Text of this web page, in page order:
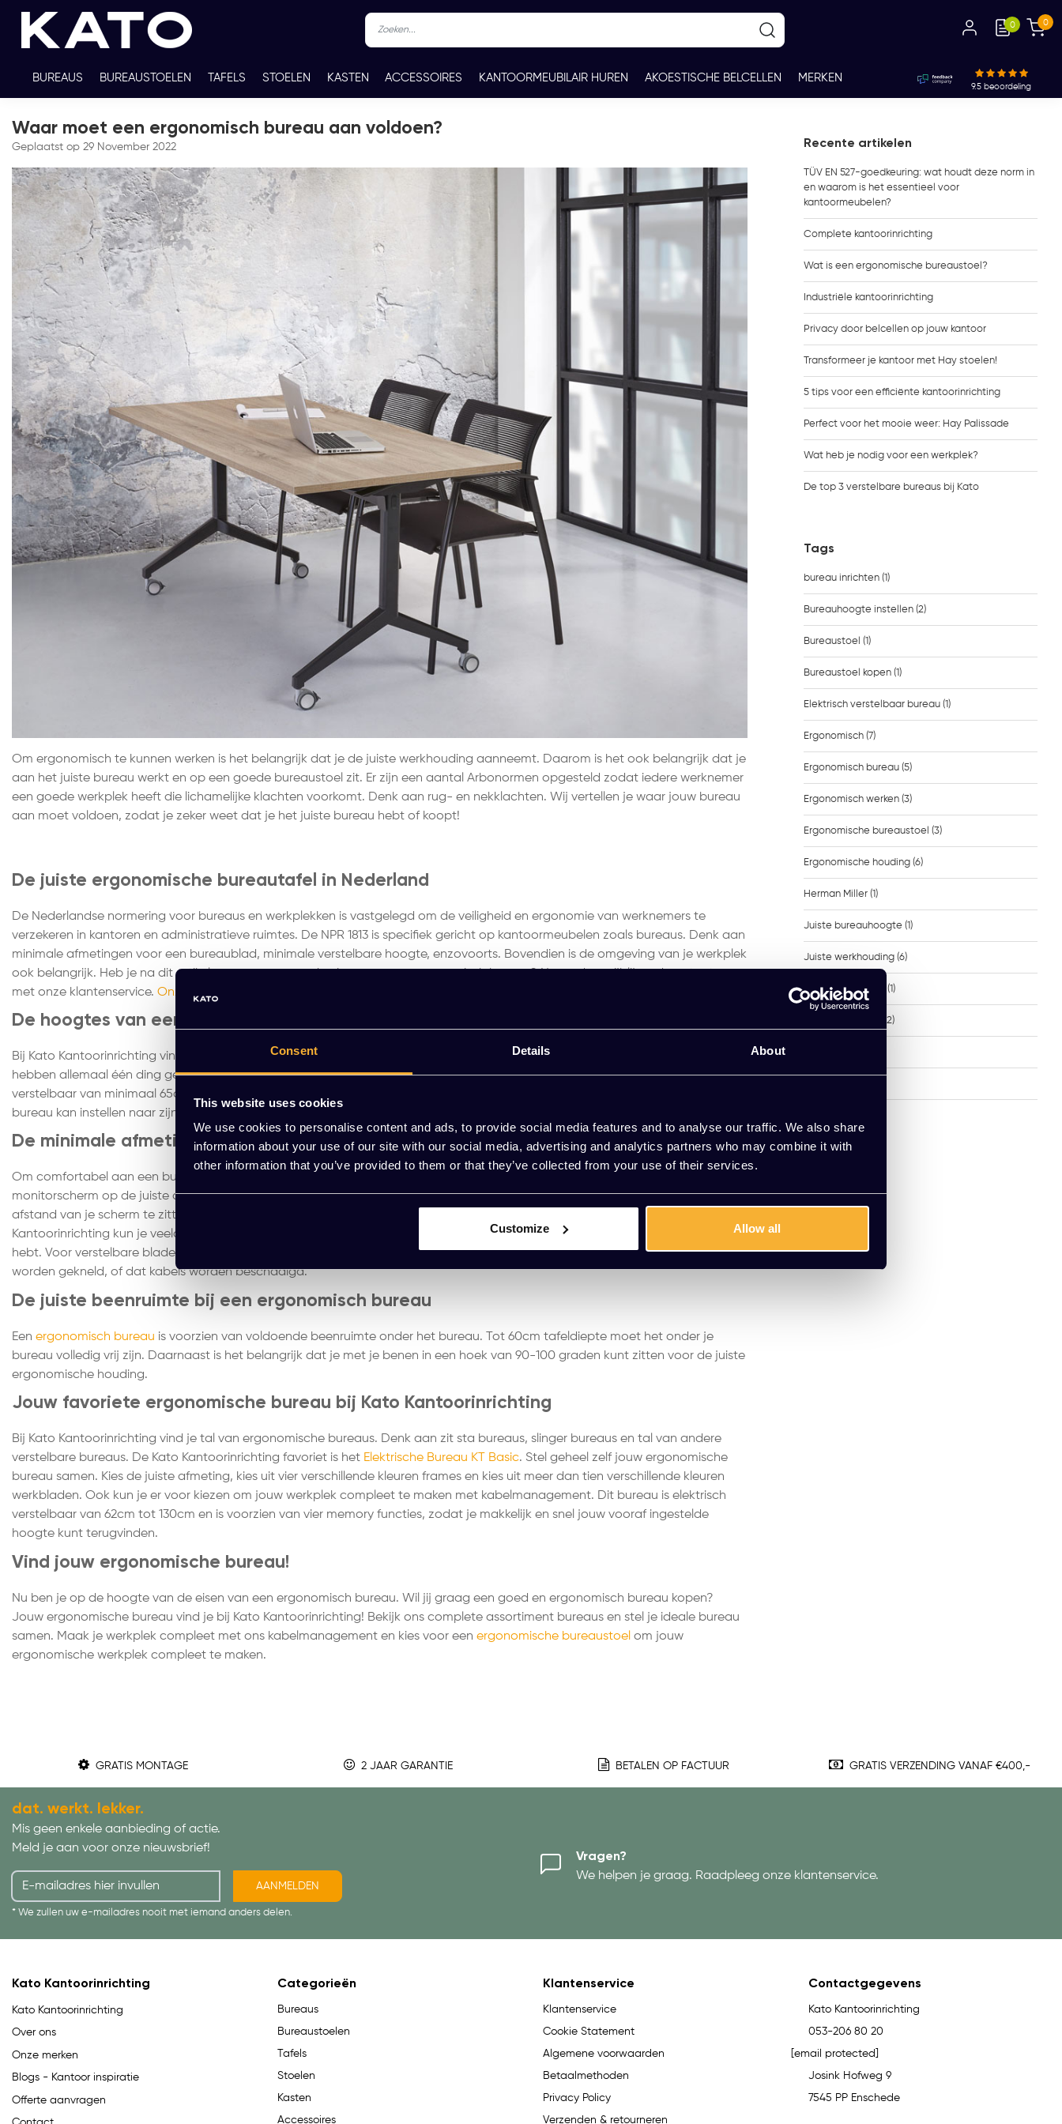
Consent Details About
This website uses cookies
We use cookies to personalise content and ads, to provide social media features and to analyse our traffic. We also share
information about your use of our site with our social media, advertising and analytics partners who may combine it with
other information that you’ve provided to them or that they’ve collected from your use of their services.
Customize Allow all
0 0
BUREAUS BUREAUSTOELEN TAFELS STOELEN KASTEN ACCESSOIRES KANTOORMEUBILAIR HUREN AKOESTISCHE BELCELLEN MERKEN
9.5 beoordeling
Waar moet een ergonomisch bureau aan voldoen?
Geplaatst op 29 November 2022
Om ergonomisch te kunnen werken is het belangrijk dat je de juiste werkhouding aanneemt. Daarom is het ook belangrijk dat je
aan het juiste bureau werkt en op een goede bureaustoel zit. Er zijn een aantal Arbonormen opgesteld zodat iedere werknemer
een goede werkplek heeft die lichamelijke klachten voorkomt. Denk aan rug- en nekklachten. Wij vertellen je waar jouw bureau
aan moet voldoen, zodat je zeker weet dat je het juiste bureau hebt of koopt!
De juiste ergonomische bureautafel in Nederland
De Nederlandse normering voor bureaus en werkplekken is vastgelegd om de veiligheid en ergonomie van werknemers te
verzekeren in kantoren en administratieve ruimtes. De NPR 1813 is specifiek gericht op kantoormeubelen zoals bureaus. Denk aan
minimale afmetingen voor een bureaublad, minimale verstelbare hoogte, enzovoorts. Bovendien is de omgeving van je werkplek
ook belangrijk. Heb je na dit artikel nog vragen over de eisen van een ergonomisch bureau? Neem dan vrijblijvend contact op
met onze klantenservice. Onze experts helpen je graag!
De hoogtes van een verstelbaar bureau
Bij Kato Kantoorinrichting vind je allerlei verstelbare bureaus elektrisch verstelbare bureaus
hebben allemaal één ding gemeen: zit-zit bureaus zijn verstelbaar van ongeveer 62cm tot 86cm. Daarnaast zijnzit-sta bureaus
verstelbaar van minimaal 65cm tot maximaal 130cm, zodat meer dan 95% van de Nederlandse werkbevolking dit ergonomische
bureau kan instellen naar zijn of haar lichaamslengte.
De minimale afmetingen voor een bureaublad
Om comfortabel aan een bureau te kunnen werken heeft het bureau een minimale diepte nodig van 80cm. Zo kan een
monitorscherm op de juiste afstand worden geplaatst zonder dat je hoofdpijn krijgt. Wij raden je aan om op ongeveer 60cm
afstand van je scherm te zitten of staan. Daarnaast moet een bureau een minimale breedte hebben van 120cm. Bij Kato
Kantoorinrichting kun je veelal kiezen uit de breedtes 120cm, 140cm, 160cm en 180cm. Zo weet je zeker dat je genoeg werkruimte
hebt. Voor verstelbare bladen is het belangrijk dat er minimaal 2.5cm tussenruimte is om te voorkomen dat iemands vingers
worden gekneld, of dat kabels worden beschadigd.
De juiste beenruimte bij een ergonomisch bureau
Een ergonomisch bureau is voorzien van voldoende beenruimte onder het bureau. Tot 60cm tafeldiepte moet het onder je
bureau volledig vrij zijn. Daarnaast is het belangrijk dat je met je benen in een hoek van 90-100 graden kunt zitten voor de juiste
ergonomische houding.
Jouw favoriete ergonomische bureau bij Kato Kantoorinrichting
Bij Kato Kantoorinrichting vind je tal van ergonomische bureaus. Denk aan zit sta bureaus, slinger bureaus en tal van andere
verstelbare bureaus. De Kato Kantoorinrichting favoriet is het Elektrische Bureau KT Basic. Stel geheel zelf jouw ergonomische
bureau samen. Kies de juiste afmeting, kies uit vier verschillende kleuren frames en kies uit meer dan tien verschillende kleuren
werkbladen. Ook kun je er voor kiezen om jouw werkplek compleet te maken met kabelmanagement. Dit bureau is elektrisch
verstelbaar van 62cm tot 130cm en is voorzien van vier memory functies, zodat je makkelijk en snel jouw vooraf ingestelde
hoogte kunt terugvinden.
Vind jouw ergonomische bureau!
Nu ben je op de hoogte van de eisen van een ergonomisch bureau. Wil jij graag een goed en ergonomisch bureau kopen?
Jouw ergonomische bureau vind je bij Kato Kantoorinrichting! Bekijk ons complete assortiment bureaus en stel je ideale bureau
samen. Maak je werkplek compleet met ons kabelmanagement en kies voor een ergonomische bureaustoel om jouw
ergonomische werkplek compleet te maken.
Recente artikelen
TÜV EN 527-goedkeuring: wat houdt deze norm in
en waarom is het essentieel voor
kantoormeubelen?
Complete kantoorinrichting
Wat is een ergonomische bureaustoel?
Industriële kantoorinrichting
Privacy door belcellen op jouw kantoor
Transformeer je kantoor met Hay stoelen!
5 tips voor een efficiënte kantoorinrichting
Perfect voor het mooie weer: Hay Palissade
Wat heb je nodig voor een werkplek?
De top 3 verstelbare bureaus bij Kato
Tags
bureau inrichten (1)
Bureauhoogte instellen (2)
Bureaustoel (1)
Bureaustoel kopen (1)
Elektrisch verstelbaar bureau (1)
Ergonomisch (7)
Ergonomisch bureau (5)
Ergonomisch werken (3)
Ergonomische bureaustoel (3)
Ergonomische houding (6)
Herman Miller (1)
Juiste bureauhoogte (1)
Juiste werkhouding (6)
kantoor inspiratie (1)
(2)
GRATIS MONTAGE 2 JAAR GARANTIE BETALEN OP FACTUUR GRATIS VERZENDING VANAF €400,-
dat. werkt. lekker.
Mis geen enkele aanbieding of actie.
Meld je aan voor onze nieuwsbrief!
AANMELDEN
* We zullen uw e-mailadres nooit met iemand anders delen.
Vragen?
We helpen je graag. Raadpleeg onze klantenservice.
Kato Kantoorinrichting
Kato Kantoorinrichting
Over ons
Onze merken
Blogs - Kantoor inspiratie
Offerte aanvragen
Categorieën
Bureaus
Bureaustoelen
Tafels
Stoelen
Kasten
Accessoires
Klantenservice
Klantenservice
Cookie Statement
Algemene voorwaarden
Betaalmethoden
Privacy Policy
Verzenden & retourneren
Contactgegevens
Kato Kantoorinrichting
053-206 80 20
[email protected]
Josink Hofweg 9
7545 PP Enschede